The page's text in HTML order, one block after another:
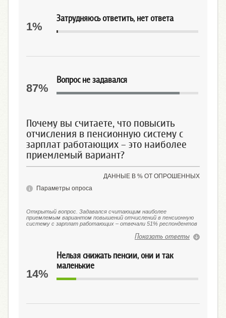
Затрудняюсь ответить, нет ответа
1%
Вопрос не задавался
87%
Почему вы считаете, что повысить
отчисления в пенсионную систему с
зарплат работающих – это наиболее
приемлемый вариант?
ДАННЫЕ В % ОТ ОПРОШЕННЫХ
Параметры опроса
Открытый вопрос. Задавался считающим наиболее
приемлемым вариантом повышений отчислений в пенсионную
систему с зарплат работающих – отвечали 51% респондентов
Показать ответы
Нельзя снижать пенсии, они и так
маленькие
14%